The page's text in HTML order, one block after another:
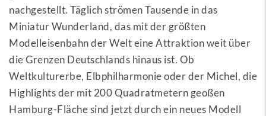
nachgestellt. Täglich strömen Tausende in das
Miniatur Wunderland, das mit der größten
Modelleisenbahn der Welt eine Attraktion weit über
die Grenzen Deutschlands hinaus ist. Ob
Weltkulturerbe, Elbphilharmonie oder der Michel, die
Highlights der mit 200 Quadratmetern geoßen
Hamburg-Fläche sind jetzt durch ein neues Modell